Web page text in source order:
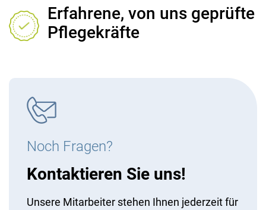
Erfahrene, von uns geprüfte
Pflegekräfte
Noch Fragen?
Kontaktieren Sie uns!
Unsere Mitarbeiter stehen Ihnen jederzeit für